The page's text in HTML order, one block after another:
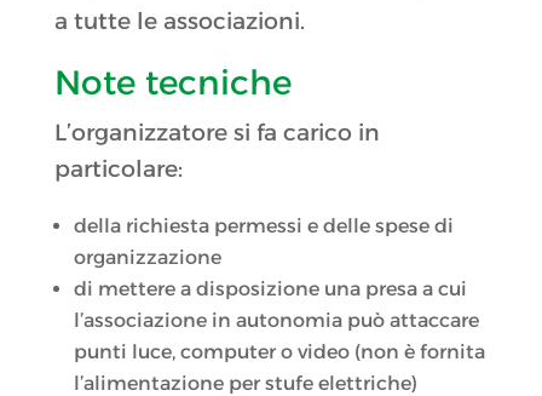
a tutte le associazioni.
Note tecniche
L’organizzatore si fa carico in
particolare:
della richiesta permessi e delle spese di
organizzazione
di mettere a disposizione una presa a cui
l’associazione in autonomia può attaccare
punti luce, computer o video (non è fornita
l’alimentazione per stufe elettriche)